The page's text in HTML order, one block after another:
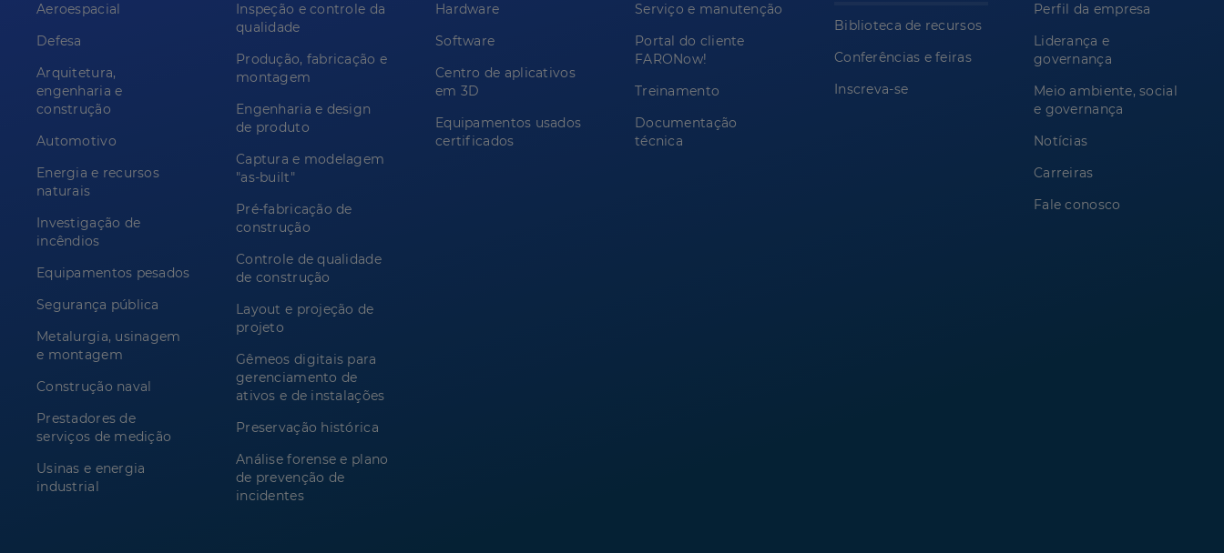
Aeroespacial
Defesa
Arquitetura,
engenharia e
construção
Automotivo
Energia e recursos
naturais
Investigação de
incêndios
Equipamentos pesados
Segurança pública
Metalurgia, usinagem
e montagem
Construção naval
Prestadores de
serviços de medição
Usinas e energia
industrial
Inspeção e controle da
qualidade
Produção, fabricação e
montagem
Engenharia e design
de produto
Captura e modelagem
"as-built"
Pré-fabricação de
construção
Controle de qualidade
de construção
Layout e projeção de
projeto
Gêmeos digitais para
gerenciamento de
ativos e de instalações
Preservação histórica
Análise forense e plano
de prevenção de
incidentes
Hardware
Software
Centro de aplicativos
em 3D
Equipamentos usados
certificados
Serviço e manutenção
Portal do cliente
FARONow!
Treinamento
Documentação
técnica
Biblioteca de recursos
Conferências e feiras
Inscreva-se
Perfil da empresa
Liderança e
governança
Meio ambiente, social
e governança
Notícias
Carreiras
Fale conosco